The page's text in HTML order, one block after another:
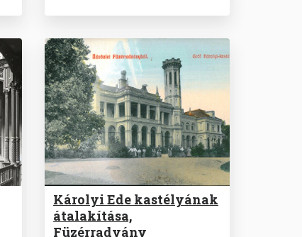
Károlyi Ede kastélyának
átalakítása,
Füzérradvány